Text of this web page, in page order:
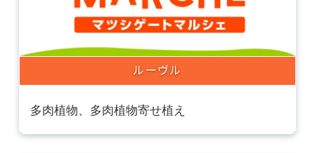
ルーヴル
多肉植物、多肉植物寄せ植え